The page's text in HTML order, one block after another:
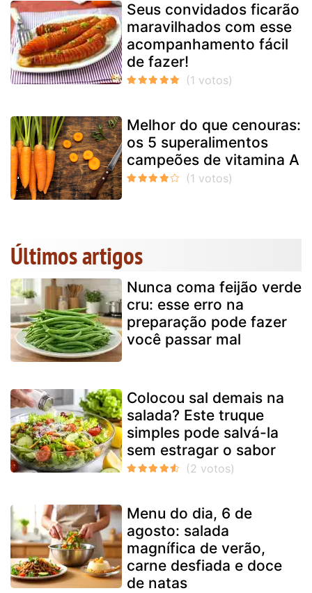
Seus convidados ficarão
maravilhados com esse
acompanhamento fácil
de fazer!
Melhor do que cenouras:
os 5 superalimentos
campeões de vitamina A
Últimos artigos
Nunca coma feijão verde
cru: esse erro na
preparação pode fazer
você passar mal
Colocou sal demais na
salada? Este truque
simples pode salvá-la
sem estragar o sabor
Menu do dia, 6 de
agosto: salada
magnífica de verão,
carne desfiada e doce
de natas